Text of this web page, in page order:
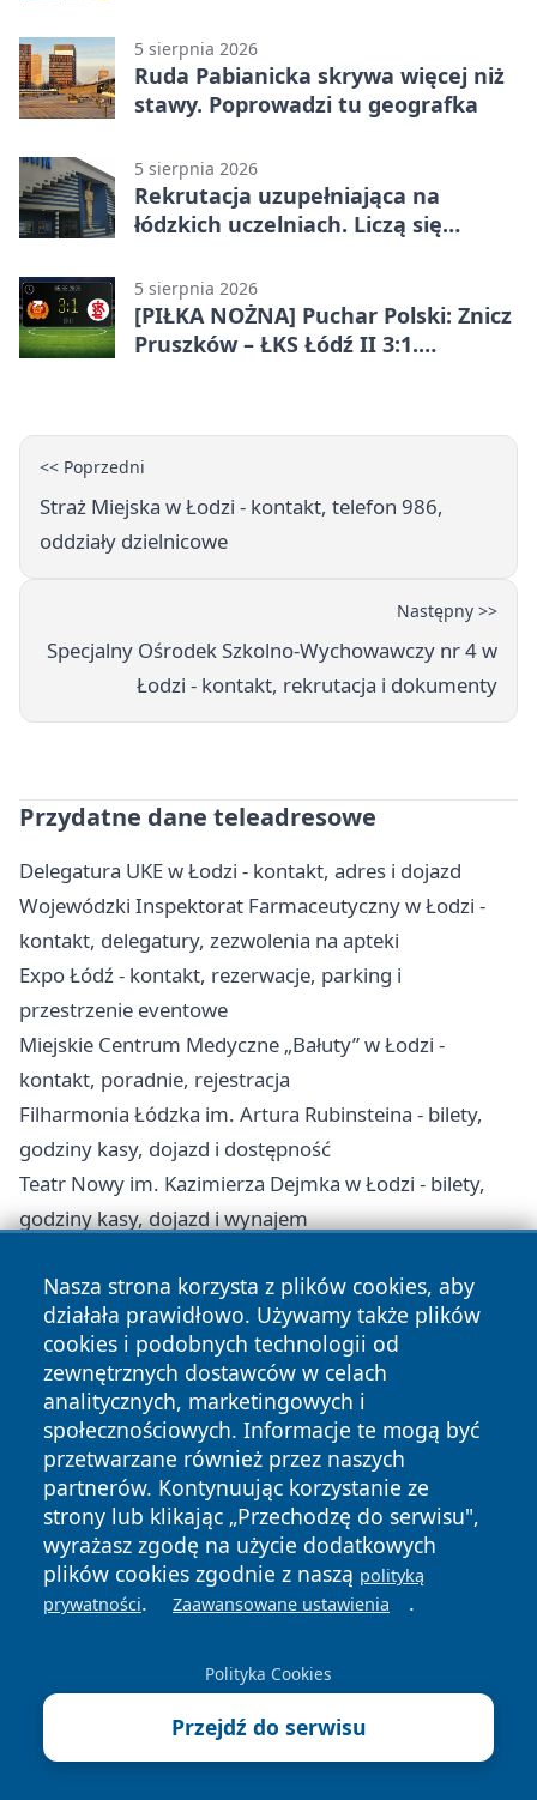
5 sierpnia 2026
Ruda Pabianicka skrywa więcej niż
stawy. Poprowadzi tu geografka
5 sierpnia 2026
Rekrutacja uzupełniająca na
łódzkich uczelniach. Liczą się
5 sierpnia 2026
[PIŁKA NOŻNA] Puchar Polski: Znicz
Pruszków – ŁKS Łódź II 3:1.
<< Poprzedni
Straż Miejska w Łodzi - kontakt, telefon 986,
oddziały dzielnicowe
Następny >>
Specjalny Ośrodek Szkolno-Wychowawczy nr 4 w
Łodzi - kontakt, rekrutacja i dokumenty
Przydatne dane teleadresowe
Delegatura UKE w Łodzi - kontakt, adres i dojazd
Wojewódzki Inspektorat Farmaceutyczny w Łodzi -
kontakt, delegatury, zezwolenia na apteki
Expo Łódź - kontakt, rezerwacje, parking i
przestrzenie eventowe
Miejskie Centrum Medyczne „Bałuty” w Łodzi -
kontakt, poradnie, rejestracja
Filharmonia Łódzka im. Artura Rubinsteina - bilety,
godziny kasy, dojazd i dostępność
Teatr Nowy im. Kazimierza Dejmka w Łodzi - bilety,
godziny kasy, dojazd i wynajem
Zareklamuj się na
informacjelodzkie.pl!
SPRAWDŹ SZCZEGÓŁY
Nasza strona korzysta z plików cookies, aby
działała prawidłowo. Używamy także plików
cookies i podobnych technologii od
zewnętrznych dostawców w celach
analitycznych, marketingowych i
społecznościowych. Informacje te mogą być
przetwarzane również przez naszych
partnerów. Kontynuując korzystanie ze
strony lub klikając „Przechodzę do serwisu",
wyrażasz zgodę na użycie dodatkowych
plików cookies zgodnie z naszą polityką
prywatności. Zaawansowane ustawienia .
Polityka Cookies
Przejdź do serwisu